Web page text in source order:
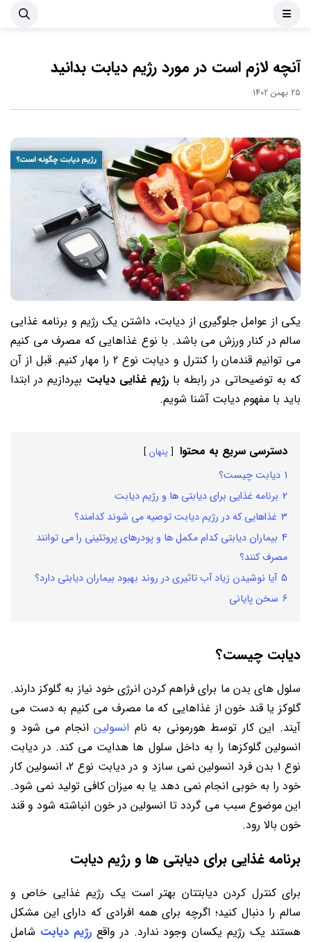
آنچه لازم است در مورد رژیم دیابت بدانید
25 بهمن 1402
یکی از عوامل جلوگیری از دیابت، داشتن یک رژیم و برنامه غذایی
سالم در کنار ورزش می باشد. با نوع غذاهایی که مصرف می کنیم
می توانیم قندمان را کنترل و دیابت نوع 2 را مهار کنیم. قبل از آن
که به توضیحاتی در رابطه بارژیم غذایی دیابت بپردازیم در ابتدا
باید با مفهوم دیابت آشنا شویم.
دسترسی سریع به محتوا پنهان
1 دیابت چیست؟
2 برنامه غذایی برای دیابتی ها و رژیم دیابت
3 غذاهایی که در رژیم دیابت توصیه می شوند کدامند؟
4 بیماران دیابتی کدام مکمل ها و پودرهای پروتئینی را می توانند
مصرف کنند؟
5 آیا نوشیدن زیاد آب تاثیری در روند بهبود بیماران دیابتی دارد؟
6 سخن پایانی
دیابت چیست؟
سلول های بدن ما برای فراهم کردن انرژی خود نیاز به گلوکز دارند.
گلوکز یا قند خون از غذاهایی که ما مصرف می کنیم به دست می
آیند. این کار توسط هورمونی به نام انسولینانجام می شود و
انسولین گلوکزها را به داخل سلول ها هدایت می کند. در دیابت
نوع 1 بدن فرد انسولین نمی سازد و در دیابت نوع 2، انسولین کار
خود را به خوبی انجام نمی دهد یا به میزان کافی تولید نمی شود.
این موضوع سبب می گردد تا انسولین در خون انباشته شود و قند
خون بالا رود.
برنامه غذایی برای دیابتی ها و رژیم دیابت
برای کنترل کردن دیابتتان بهتر است یک رژیم غذایی خاص و
سالم را دنبال کنید؛ اگرچه برای همه افرادی که دارای این مشکل
هستند یک رژیم یکسان وجود ندارد. در واقعرژیم دیابت شامل